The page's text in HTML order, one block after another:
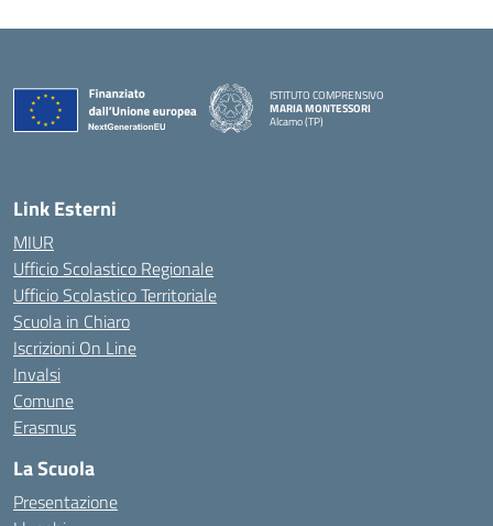
ISTITUTO COMPRENSIVO
MARIA MONTESSORI
Alcamo (TP)
Link Esterni
MIUR
Ufficio Scolastico Regionale
Ufficio Scolastico Territoriale
Scuola in Chiaro
Iscrizioni On Line
Invalsi
Comune
Erasmus
La Scuola
Presentazione